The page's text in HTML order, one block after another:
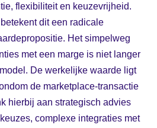
flexibiliteit en keuzevrijheid.
dit een radicale
Het simpelweg
met een marge is niet langer
De werkelijke waarde ligt
de marketplace-transactie
hierbij aan strategisch advies
complexe integraties met